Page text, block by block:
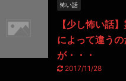
怖い話
【少し怖い話
によって違うの
が・・・
2017/11/28